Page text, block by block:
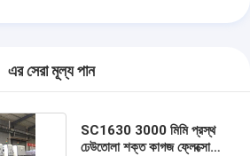
এর সেরা মূল্য পান
SC1630 3000 মিমি প্রস্থ
ঢেউতোলা শক্ত কাগজ ফ্লেক্সো